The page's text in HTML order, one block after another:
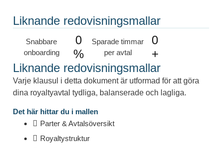
Liknande redovisningsmallar
Snabbare
onboarding
0
%
Sparade timmar
per avtal
0
+
Liknande redovisningsmallar
Varje klausul i detta dokument är utformad för att göra
dina royaltyavtal tydliga, balanserade och lagliga.
Det här hittar du i mallen
Parter & Avtalsöversikt
Royaltystruktur